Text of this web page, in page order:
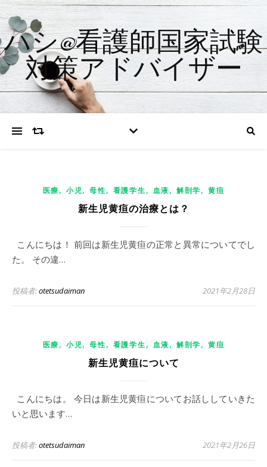
ハシ@看護師国家試験
対策アドバイザー
医療, 小児,母性, 看護学生, 血液, 解剖学,黄疸
新生児黄疸の治療とは？
こんにちは！ 前回は新生児黄疸の正常と異常についてでし
た。 その違…
投稿者:otetsudaiman 2021年2月28日
医療, 小児,母性, 看護学生, 血液, 解剖学,黄疸
新生児黄疸について
こんにちは。 今日は新生児黄疸についてお話ししていきた
いと思います…
投稿者:otetsudaiman 2021年2月26日